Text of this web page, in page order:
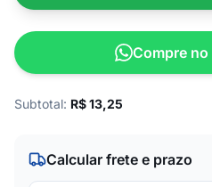
Compre
Subtotal: R$13,25
Calcular frete e prazo